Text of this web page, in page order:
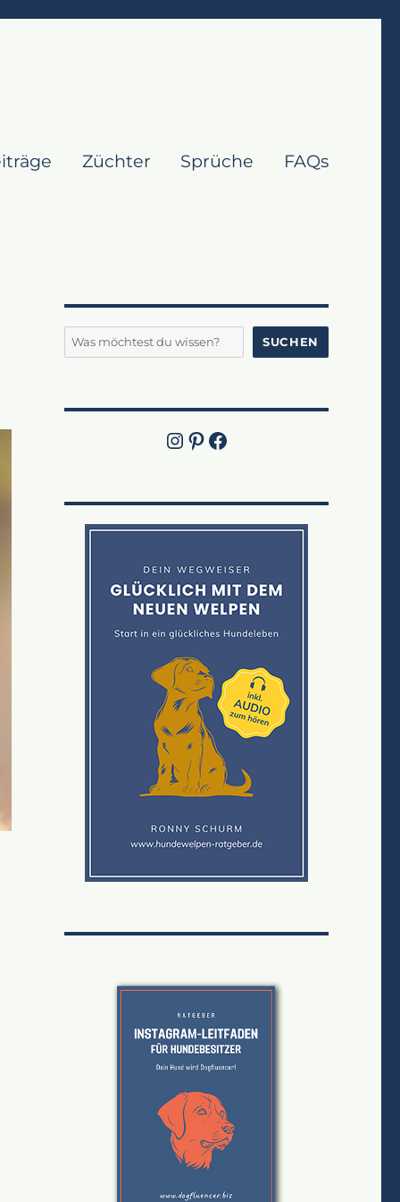
Züchter Sprüche FAQs
SUCHEN
Instagram
Pinterest
Jetzt die Facebook-Fanpage von Lucky Labrador besuchen!